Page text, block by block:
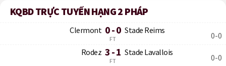
KQBD TRỰC TUYẾN HẠNG 2 PHÁP
0-0
Clermont 0 - 0 Stade Reims
FT
0-0
Rodez 3 - 1 Stade Lavallois
FT